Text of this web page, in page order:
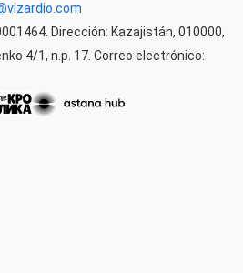
Dirección: Kazajistán, 010000,
4/1, n.p. 17. Correo electrónico: